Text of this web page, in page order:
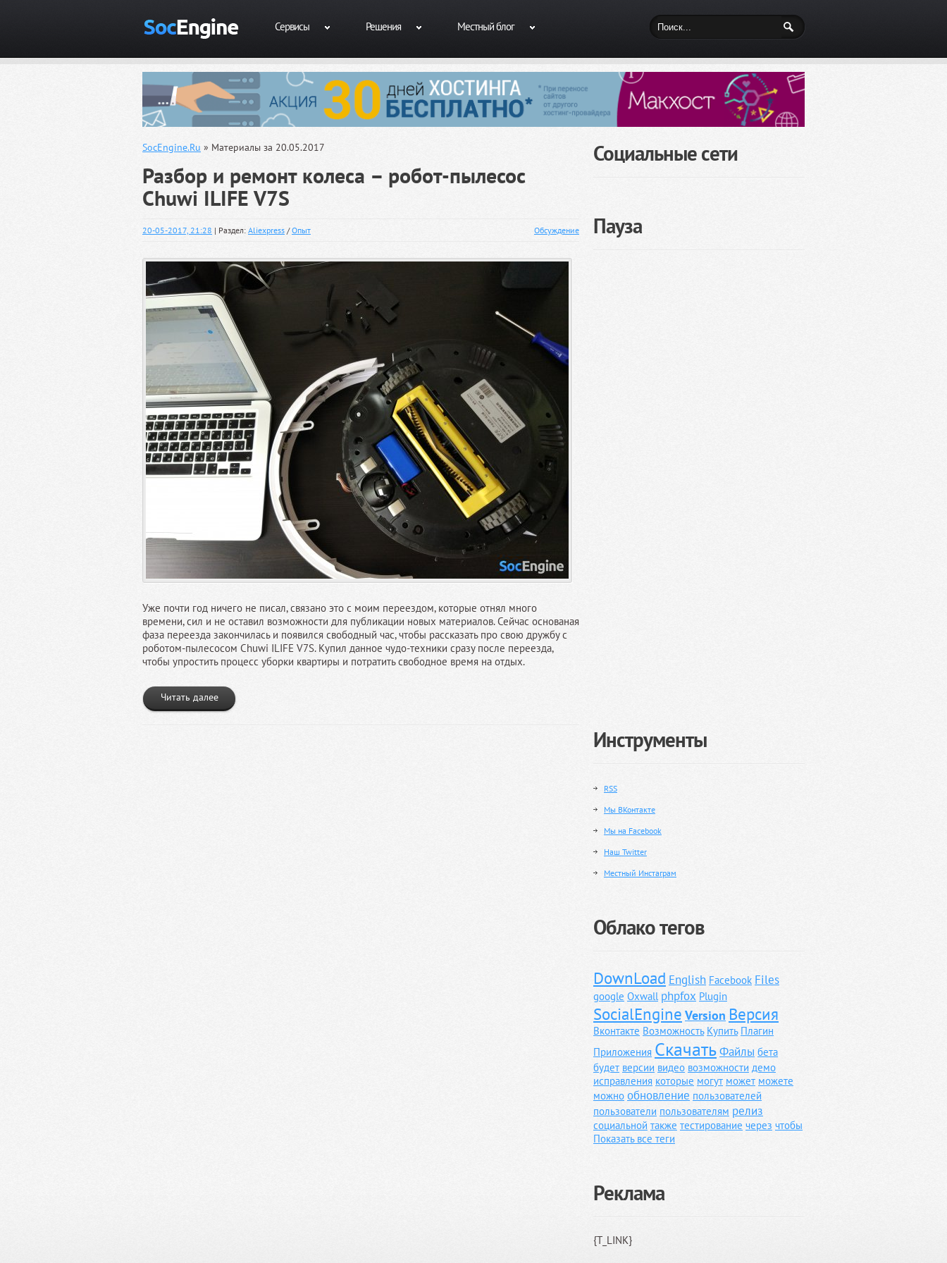
Сервисы Решения Местный блог
SocEngine.Ru » Материалы за 20.05.2017
Разбор и ремонт колеса – робот-пылесос
Chuwi ILIFE V7S
20-05-2017, 21:28 | Раздел: Aliexpress /Опыт Обсуждение
Уже почти год ничего не писал, связано это с моим переездом, которые отнял много
времени, сил и не оставил возможности для публикации новых материалов. Сейчас основаная
фаза переезда закончилась и появился свободный час, чтобы рассказать про свою дружбу с
роботом-пылесосом Chuwi ILIFE V7S. Купил данное чудо-техники сразу после переезда,
чтобы упростить процесс уборки квартиры и потратить свободное время на отдых.
Читать далее
Социальные сети
Пауза
Инструменты
RSS
Мы ВКонтакте
Мы на Facebook
Наш Twitter
Местный Инстаграм
Облако тегов
DownLoad English Facebook Files
google Oxwall phpfox Plugin
SocialEngine Version Версия
Вконтакте Возможность Купить Плагин
Приложения СкачатьФайлы бета
будет версии видео возможности демо
исправления которые могут может можете
можно обновление пользователей
пользователи пользователям релиз
социальной также тестирование через чтобы
Показать все теги
Реклама
{T_LINK}